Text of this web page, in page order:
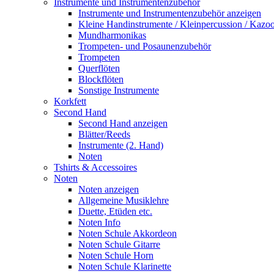
Instrumente und Instrumentenzubehör
Instrumente und Instrumentenzubehör anzeigen
Kleine Handinstrumente / Kleinpercussion /
Mundharmonikas
Trompeten- und Posaunenzubehör
Trompeten
Querflöten
Blockflöten
Sonstige Instrumente
Korkfett
Second Hand
Second Hand anzeigen
Blätter/Reeds
Instrumente (2. Hand)
Noten
Tshirts & Accessoires
Noten
Noten anzeigen
Allgemeine Musiklehre
Duette, Etüden etc.
Noten Info
Noten Schule Akkordeon
Noten Schule Gitarre
Noten Schule Horn
Noten Schule Klarinette